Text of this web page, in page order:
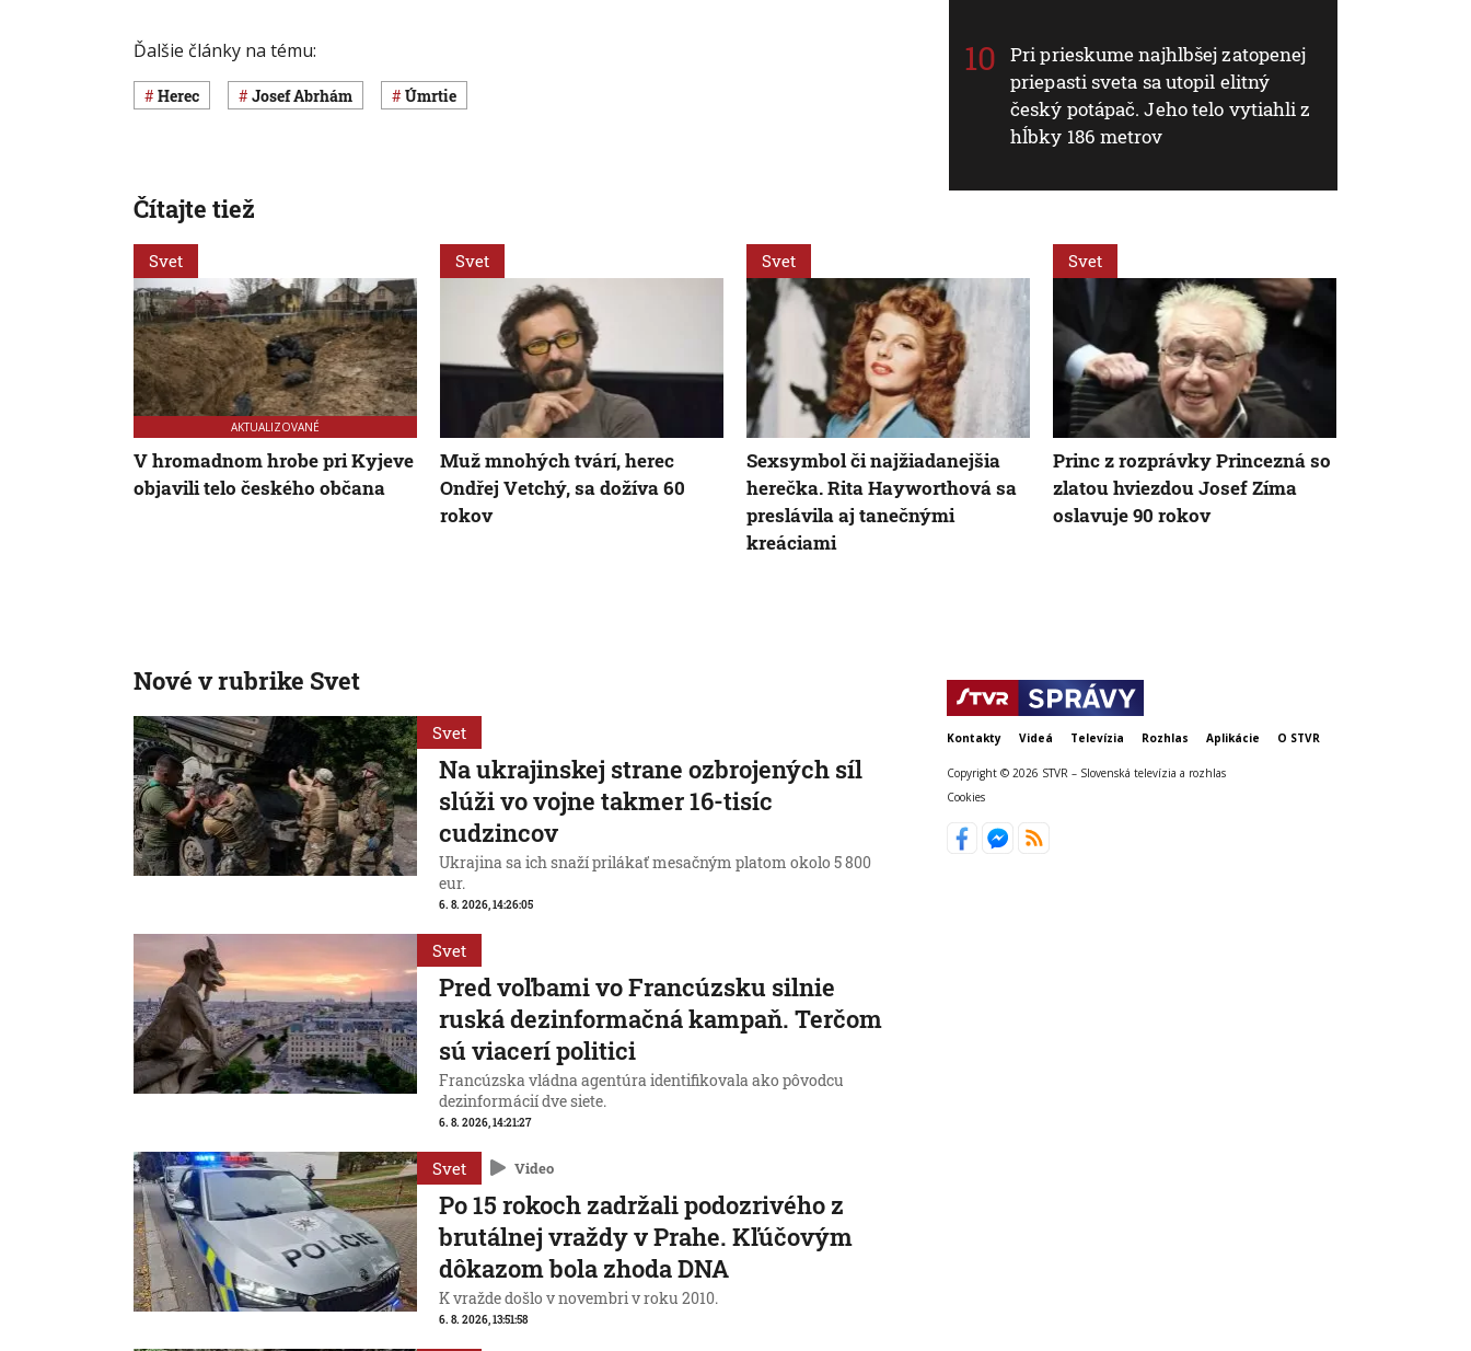
Ďalšie články na tému:
herec Josef Abrhám úmrtie
Pri prieskume najhlbšej zatopenej
priepasti sveta sa utopil elitný
český potápač. Jeho telo vytiahli z
hĺbky 186 metrov
Čítajte tiež
Svet
AKTUALIZOVANÉ
V hromadnom hrobe pri Kyjeve
objavili telo českého občana
Svet
Muž mnohých tvárí, herec
Ondřej Vetchý, sa dožíva 60
rokov
Svet
Sexsymbol či najžiadanejšia
herečka. Rita Hayworthová sa
preslávila aj tanečnými
kreáciami
Svet
Princ z rozprávky Princezná so
zlatou hviezdou Josef Zíma
oslavuje 90 rokov
Nové v rubrike Svet
Svet
Na ukrajinskej strane ozbrojených síl
slúži vo vojne takmer 16-tisíc
cudzincov
Ukrajina sa ich snaží prilákať mesačným platom okolo 5 800
eur.
6. 8. 2026, 14:26:05
Svet
Pred voľbami vo Francúzsku silnie
ruská dezinformačná kampaň. Terčom
sú viacerí politici
Francúzska vládna agentúra identifikovala ako pôvodcu
dezinformácií dve siete.
6. 8. 2026, 14:21:27
Svet Video
Po 15 rokoch zadržali podozrivého z
brutálnej vraždy v Prahe. Kľúčovým
dôkazom bola zhoda DNA
K vražde došlo v novembri v roku 2010.
6. 8. 2026, 13:51:58
Kontakty Videá Televízia Rozhlas Aplikácie O STVR
Copyright © 2026 STVR – Slovenská televízia a rozhlas
Cookies